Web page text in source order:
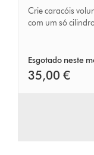
Long
30mm
Crie caracóis
com um só
Esgotado neste
35,00 €